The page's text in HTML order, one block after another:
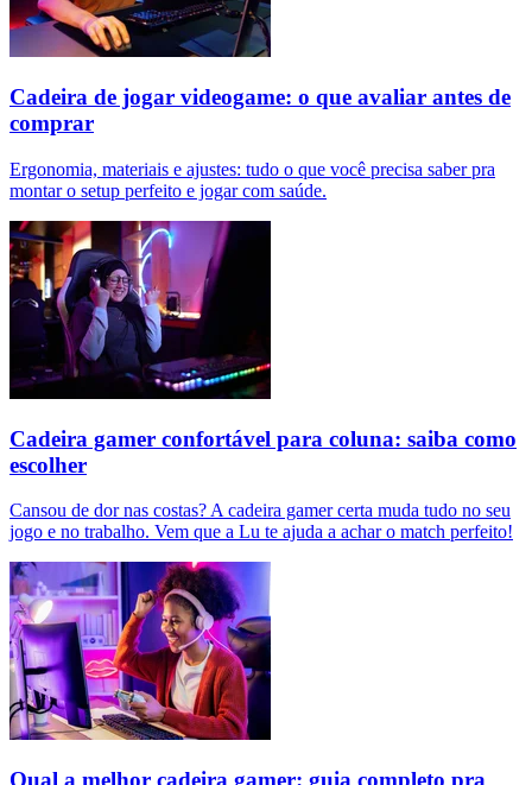
Cadeira de jogar videogame: o que avaliar antes de
comprar
Ergonomia, materiais e ajustes: tudo o que você precisa saber pra
montar o setup perfeito e jogar com saúde.
Cadeira gamer confortável para coluna: saiba como
escolher
Cansou de dor nas costas? A cadeira gamer certa muda tudo no seu
jogo e no trabalho. Vem que a Lu te ajuda a achar o match perfeito!
Qual a melhor cadeira gamer: guia completo pra